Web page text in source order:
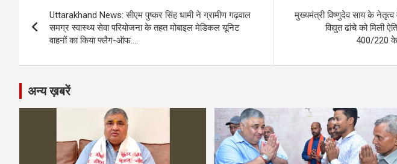
o
o
k
g
er
A
p
p
a
m
n
k
navigation
Uttarakhand News: सीएम पुष्कर सिंह धामी ने ग्रामीण गढ़वाल
समग्र स्वास्थ्य सेवा परियोजना के तहत मोबाइल मेडिकल यूनिट
वाहनों का किया फ्लैग-ऑफ….
मुख्यमंत्री विष्णुदेव साय के नेतृत्व
विद्युत ढांचे को मिली
400/220
अन्य ख़बरें